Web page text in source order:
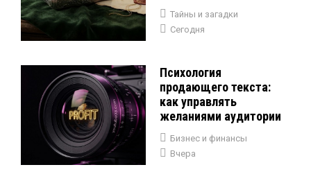
Тайны и загадки
Сегодня
Психология
продающего текста:
как управлять
желаниями аудитории
Бизнес и финансы
Вчера